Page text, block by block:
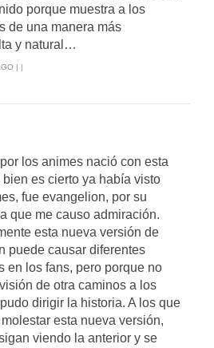
porque muestra a los
de una manera más
y natural…
| |
los animes nació con esta
bien es cierto ya había visto
fue evangelion, por su
que me causo admiración.
esta nueva versión de
puede causar diferentes
en los fans, pero porque no
de otra caminos a los
dirigir la historia. A los que
esta nueva versión,
viendo la anterior y se